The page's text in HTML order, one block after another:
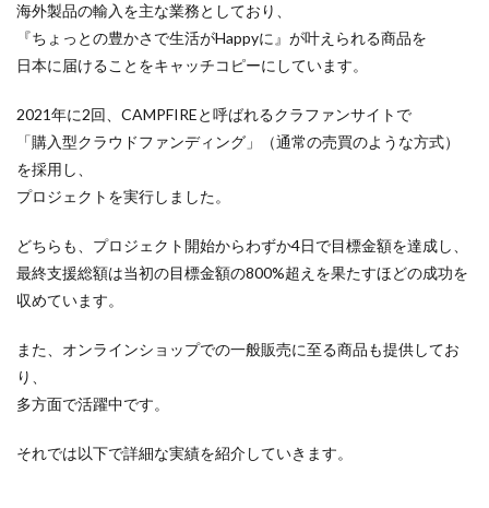
海外製品の輸入を主な業務としており、
『ちょっとの豊かさで生活がHappyに』が叶えられる商品を
日本に届けることをキャッチコピーにしています。
2021年に2回、CAMPFIREと呼ばれるクラファンサイトで
「購入型クラウドファンディング」（通常の売買のような方式）
を採用し、
プロジェクトを実行しました。
どちらも、プロジェクト開始からわずか4日で目標金額を達成し、
最終支援総額は当初の目標金額の800%超えを果たすほどの成功を
収めています。
また、オンラインショップでの一般販売に至る商品も提供してお
り、
多方面で活躍中です。
それでは以下で詳細な実績を紹介していきます。